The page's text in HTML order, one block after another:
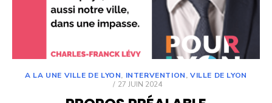
A LA UNE VILLE DE LYON, INTERVENTION, VILLE DE LYON
POSTED
27 JUIN 2024